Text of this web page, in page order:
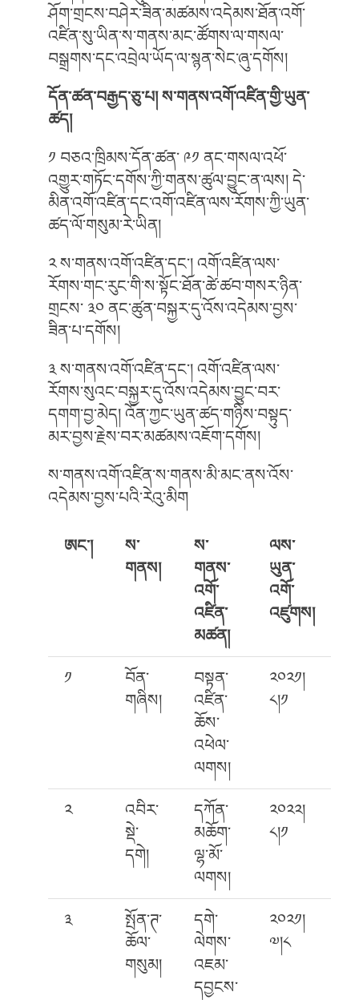
ཤོག་གྲངས་བཤེར་ཟིན་མཚམས་འདེམས་ཐོན་འགོ་
འཛིན་སུ་ཡིན་ས་གནས་མང་ཚོགས་ལ་གསལ་
བསྒྲགས་དང་འབྲེལ་ཡོད་ལ་སྙན་སེང་ཞུ་དགོས།
དོན་ཚན་བརྒྱད་ཅུ་པ། ས་གནས་འགོ་འཛིན་གྱི་ཡུན་
ཚད།
༡ བཅའ་ཁྲིམས་དོན་ཚན་ ༩༡ ནང་གསལ་འཕོ་
འགྱུར་གཏོང་དགོས་ཀྱི་གནས་ཚུལ་བྱུང་ན་ལས། དེ་
མིན་འགོ་འཛིན་དང་འགོ་འཛིན་ལས་རོགས་ཀྱི་ཡུན་
ཚད་ལོ་གསུམ་རེ་ཡིན།
༢ ས་གནས་འགོ་འཛིན་དང༌། འགོ་འཛིན་ལས་
རོགས་གང་རུང་གི་ས་སྟོང་ཐོན་ཚེ་ཚབ་གསར་ཉིན་
གྲངས་ ༣༠ ནང་ཚུན་བསྐྱར་དུ་འོས་འདེམས་བྱས་
ཟིན་པ་དགོས།
༣ ས་གནས་འགོ་འཛིན་དང༌། འགོ་འཛིན་ལས་
རོགས་སུའང་བསྐྱར་དུ་འོས་འདེམས་བྱུང་བར་
དགག་བྱ་མེད། འོན་ཀྱང་ཡུན་ཚད་གཉིས་བསྟུད་
མར་བྱས་རྗེས་བར་མཚམས་འཇོག་དགོས།
ས་གནས་འགོ་འཛིན་ས་གནས་མི་མང་ནས་འོས་
འདེམས་བྱས་པའི་རེའུ་མིག
ཨང་།
ས་
གནས།
ས་
གནས་
འགོ་
འཛིན་
མཚན།
ལས་
ཡུན་
འགོ་
འཛུགས།
༡
བོན་
གཞིས།
བསྟན་
འཛིན་
ཆོས་
འཕེལ་
ལགས།
༢༠༢༡།
༨།༡
༢
འབིར་
སྡེ་
དགེ།
དཀོན་
མཆོག་
ལྷ་མོ་
ལགས།
༢༠༢༢།
༨།༡
༣
སྤོན་ཊ་
ཆོལ་
གསུམ།
དགེ་
ལེགས་
འཇམ་
དབྱངས་
༢༠༢༡།
༧།༨